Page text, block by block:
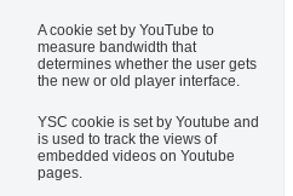
A cookie set by YouTube to
measure bandwidth that
determines whether the user gets
the new or old player interface.
YSC cookie is set by Youtube and
is used to track the views of
embedded videos on Youtube
pages.